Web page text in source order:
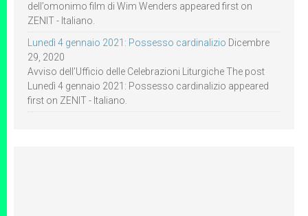
dell’omonimo film di Wim Wenders appeared first on
ZENIT - Italiano.
Lunedì 4 gennaio 2021: Possesso cardinalizio Dicembre
29, 2020
Avviso dell’Ufficio delle Celebrazioni Liturgiche The post
Lunedì 4 gennaio 2021: Possesso cardinalizio appeared
first on ZENIT - Italiano.